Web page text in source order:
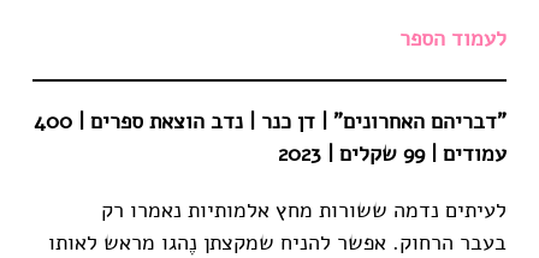
לעמוד הספר
"דבריהם האחרונים" | דן כנר | נדב הוצאת ספרים | 400
עמודים | 99 שקלים | 2023
לעיתים נדמה ששורות מחץ אלמותיות נאמרו רק
בעבר הרחוק. אפשר להניח שמקצתן נֶהגו מראש לאותו